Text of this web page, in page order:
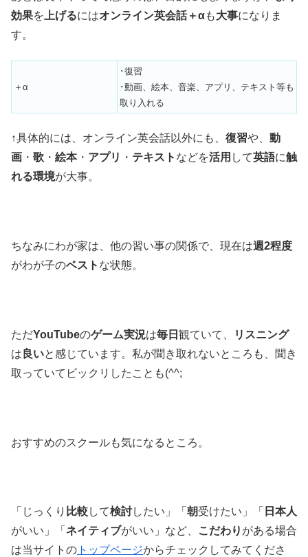
効果を上げるにはオンライン英会話＋αも大事になりま
す。
＋α
･復習
･動画、絵本、音楽、アプリ、テキスト等も
取り入れる
↑具体的には、オンライン英会話以外にも、 復習や、 動
画 ・ 歌 ・ 絵本・ アプリ ・ テキスト などを活用 して英語に触
れる環境が大事。
ちなみにわが家は、他の習い事の関係で、現在は週2程度
がわが子のベスト な状態。
ただYouTubeのゲーム実況は毎日 観ていて、
リスニング
は 良いと感じています。私が聞き取れないところも、聞き
取っていてビックリしたことも(^^;
おすすめのスクールも気になるところ。
「じっくり 比較して検討したい」「 朝受けたい」「 日本人
がいい」「 ネイティブがいい」など、 こだわり がある場合
は当サイトの トップページからチェックしてみてくださ